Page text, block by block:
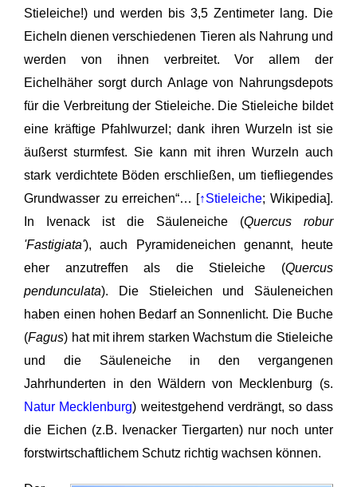
Stieleiche!) und werden bis 3,5 Zentimeter lang. Die
Eicheln dienen verschiedenen Tieren als Nahrung und
werden von ihnen verbreitet. Vor allem der
Eichelhäher sorgt durch Anlage von Nahrungsdepots
für die Verbreitung der Stieleiche. Die Stieleiche bildet
eine kräftige Pfahlwurzel; dank ihren Wurzeln ist sie
äußerst sturmfest. Sie kann mit ihren Wurzeln auch
stark verdichtete Böden erschließen, um tiefliegendes
Grundwasser zu erreichen“… [
↑Stieleiche; Wikipedia].
In Ivenack ist die Säuleneiche (Quercus robur
'Fastigiata'), auch Pyramideneichen genannt, heute
eher anzutreffen als die Stieleiche (Quercus
pendunculata). Die Stieleichen und Säuleneichen
haben einen hohen Bedarf an Sonnenlicht. Die Buche
(Fagus) hat mit ihrem starken Wachstum die Stieleiche
und die Säuleneiche in den vergangenen
Jahrhunderten in den Wäldern von Mecklenburg (s.
Natur Mecklenburg) weitestgehend verdrängt, so dass
die Eichen (z.B. Ivenacker Tiergarten) nur noch unter
forstwirtschaftlichem Schutz richtig wachsen können.